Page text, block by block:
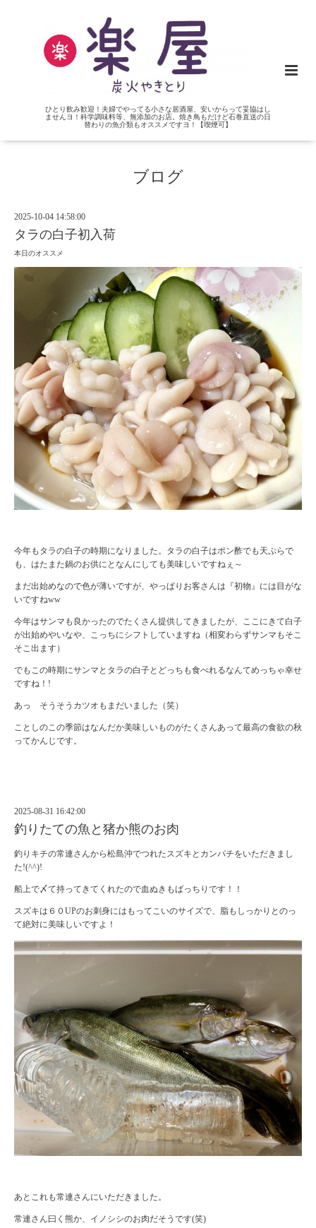
ひとり飲み歓迎！夫婦でやってる小さな居酒屋、安いからって妥協はし
ませんヨ！科学調味料等、無添加のお店。焼き鳥もだけど石巻直送の日
替わりの魚介類もオススメですヨ！【喫煙可】
ブログ
2025-10-04 14:58:00
タラの白子初入荷
本日のオススメ
今年もタラの白子の時期になりました。タラの白子はポン酢でも天ぷらで
も、はたまた鍋のお供にとなんにしても美味しいですねぇ～
まだ出始めなので色が薄いですが、やっぱりお客さんは『初物』には目がな
いですねww
今年はサンマも良かったのでたくさん提供してきましたが、ここにきて白子
が出始めやいなや、こっちにシフトしていますね（相変わらずサンマもそこ
そこ出ます）
でもこの時期にサンマとタラの白子とどっちも食べれるなんてめっちゃ幸せ
ですね！!
あっ そうそうカツオもまだいました（笑）
ことしのこの季節はなんだか美味しいものがたくさんあって最高の食欲の秋
ってかんじです。
2025-08-31 16:42:00
釣りたての魚と猪か熊のお肉
釣りキチの常連さんから松島沖でつれたスズキとカンパチをいただきまし
た!(^^)!
船上で〆て持ってきてくれたので血ぬきもばっちりです！！
スズキは６０UPのお刺身にはもってこいのサイズで、脂もしっかりとのっ
て絶対に美味しいですよ！
あとこれも常連さんにいただきました。
常連さん曰く熊か、イノシシのお肉だそうです(笑)